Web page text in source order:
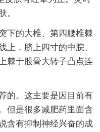
。
下的大椎、第四腰椎棘
上，脐上四寸的中脘、
棘于股骨大转子凸点连
的。这主要是因目前有
但是很多减肥药里面含
含有抑制神经兴奋的成